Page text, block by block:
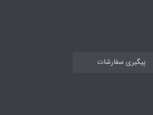
پیگیری سفارشات